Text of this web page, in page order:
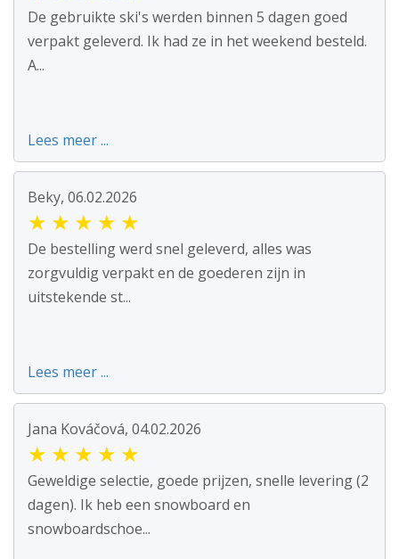
De gebruikte ski's werden binnen 5 dagen goed
verpakt geleverd. Ik had ze in het weekend besteld.
A...
Lees meer ...
Beky, 06.02.2026
★ ★ ★ ★ ★
De bestelling werd snel geleverd, alles was
zorgvuldig verpakt en de goederen zijn in
uitstekende st...
Lees meer ...
Jana Kováčová, 04.02.2026
★ ★ ★ ★ ★
Geweldige selectie, goede prijzen, snelle levering (2
dagen). Ik heb een snowboard en
snowboardschoe...